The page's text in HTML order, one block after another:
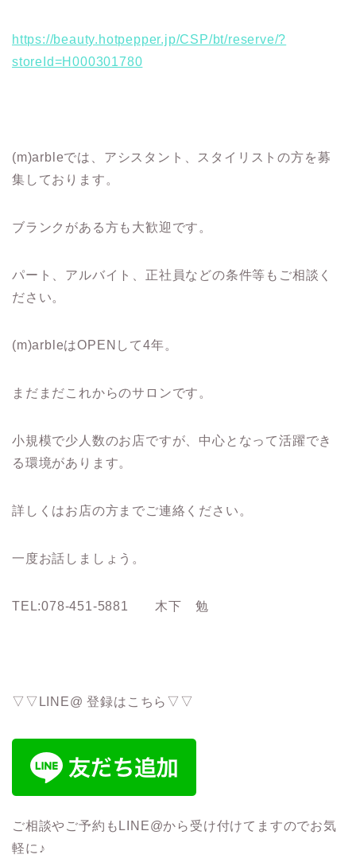
https://beauty.hotpepper.jp/CSP/bt/reserve/?
storeId=H000301780
(m)arbleでは、アシスタント、スタイリストの方を募
集しております。
ブランクがある方も大歓迎です。
パート、アルバイト、正社員などの条件等もご相談く
ださい。
(m)arbleはOPENして4年。
まだまだこれからのサロンです。
小規模で少人数のお店ですが、中心となって活躍でき
る環境があります。
詳しくはお店の方までご連絡ください。
一度お話しましょう。
TEL:078-451-5881 木下 勉
▽▽LINE@ 登録はこちら▽▽
ご相談やご予約もLINE@から受け付けてますのでお気
軽に♪